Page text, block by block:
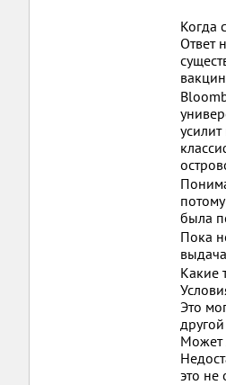
Когда
Ответ
была
Пока
Какие
Это
Может
это не